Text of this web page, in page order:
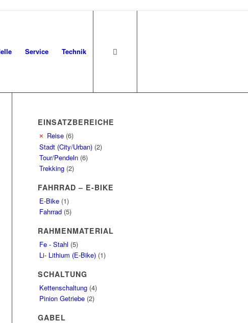
Service Technik
EINSATZBEREICHE
Reise (6)
Stadt (City/Urban) (2)
Tour/Pendeln (6)
Trekking (2)
FAHRRAD – E-BIKE
E-Bike (1)
Fahrrad (5)
RAHMENMATERIAL
Fe - Stahl (5)
Li- Lithium (E-Bike) (1)
SCHALTUNG
Kettenschaltung (4)
Pinion Getriebe (2)
GABEL